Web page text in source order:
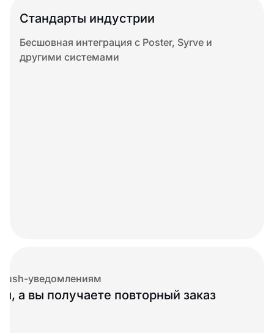
Стандарты индустрии
Бесшовная интеграция с Poster, Syrve и
другими системами
push-уведомлениям
а вы получаете повторный заказ